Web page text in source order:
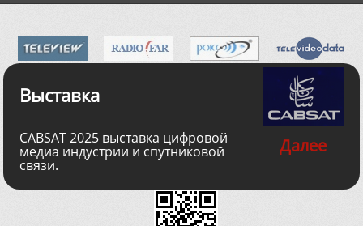
Выставка
CABSAT 2025 выставка цифровой
медиа индустрии и спутниковой
связи.
Далее